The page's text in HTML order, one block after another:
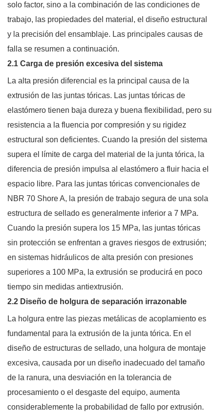
solo factor, sino a la combinación de las condiciones de
trabajo, las propiedades del material, el diseño estructural
y la precisión del ensamblaje. Las principales causas de
falla se resumen a continuación.
2.1 Carga de presión excesiva del sistema
La alta presión diferencial es la principal causa de la
extrusión de las juntas tóricas. Las juntas tóricas de
elastómero tienen baja dureza y buena flexibilidad, pero su
resistencia a la fluencia por compresión y su rigidez
estructural son deficientes. Cuando la presión del sistema
supera el límite de carga del material de la junta tórica, la
diferencia de presión impulsa al elastómero a fluir hacia el
espacio libre. Para las juntas tóricas convencionales de
NBR 70 Shore A, la presión de trabajo segura de una sola
estructura de sellado es generalmente inferior a 7 MPa.
Cuando la presión supera los 15 MPa, las juntas tóricas
sin protección se enfrentan a graves riesgos de extrusión;
en sistemas hidráulicos de alta presión con presiones
superiores a 100 MPa, la extrusión se producirá en poco
tiempo sin medidas antiextrusión.
2.2 Diseño de holgura de separación irrazonable
La holgura entre las piezas metálicas de acoplamiento es
fundamental para la extrusión de la junta tórica. En el
diseño de estructuras de sellado, una holgura de montaje
excesiva, causada por un diseño inadecuado del tamaño
de la ranura, una desviación en la tolerancia de
procesamiento o el desgaste del equipo, aumenta
considerablemente la probabilidad de fallo por extrusión.